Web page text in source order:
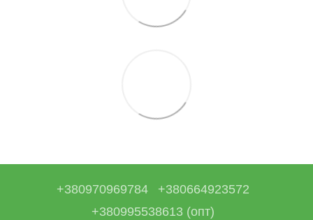
+380970969784
+380664923572
+380995538613 (опт)